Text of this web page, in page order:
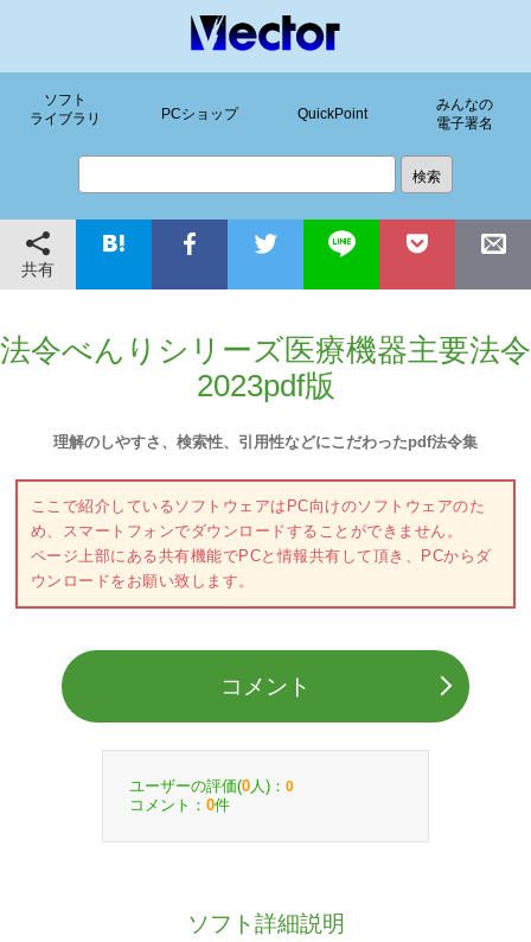
ソフト
ライブラリ
PCショップ QuickPoint
みんなの
電子署名
共有
法令べんりシリーズ医療機器主要法令
2023pdf版
理解のしやすさ、検索性、引用性などにこだわったpdf法令集
ここで紹介しているソフトウェアはPC向けのソフトウェアのた
め、スマートフォンでダウンロードすることができません。
ページ上部にある共有機能でPCと情報共有して頂き、PCからダ
ウンロードをお願い致します。
コメント
ユーザーの評価(0 人)： 0
コメント： 0件
ソフト詳細説明